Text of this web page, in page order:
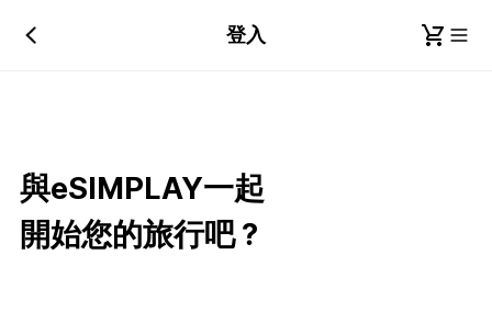
登入
與eSIMPLAY一起
開始您的旅行吧？